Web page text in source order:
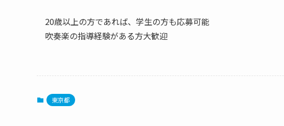
20歳以上の方であれば、学生の方も応募可能
吹奏楽の指導経験がある方大歓迎
東京都